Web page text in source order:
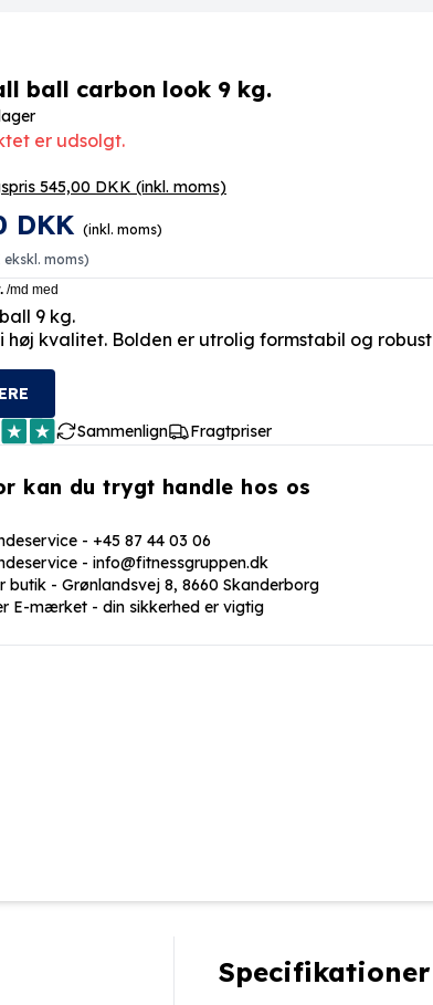
ball carbon look 9 kg.
er udsolgt.
545,00 DKK (inkl. moms)
DKK (inkl. moms)
ekskl. moms)
9 kg.
høj kvalitet. Bolden er utrolig formstabil og robust
Sammenlign
Fragtpriser
kan du trygt handle hos os
- +45 87 44 03 06
- info@fitnessgruppen.dk
butik - Grønlandsvej 8, 8660 Skanderborg
E-mærket - din sikkerhed er vigtig
Specifikationer